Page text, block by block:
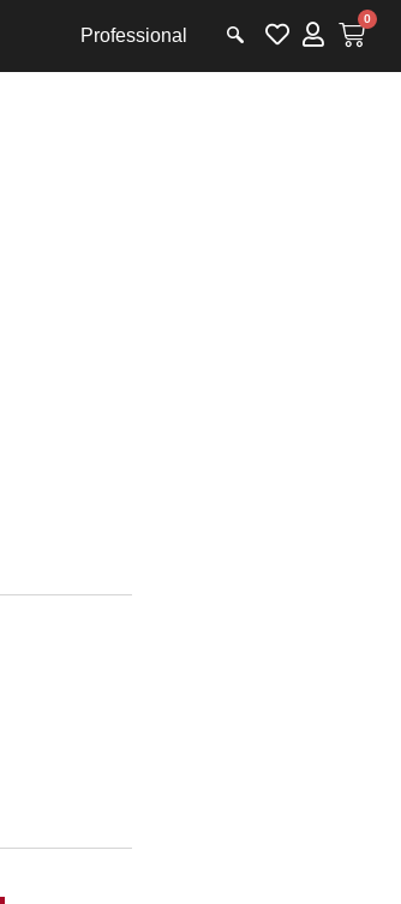
Professional
0